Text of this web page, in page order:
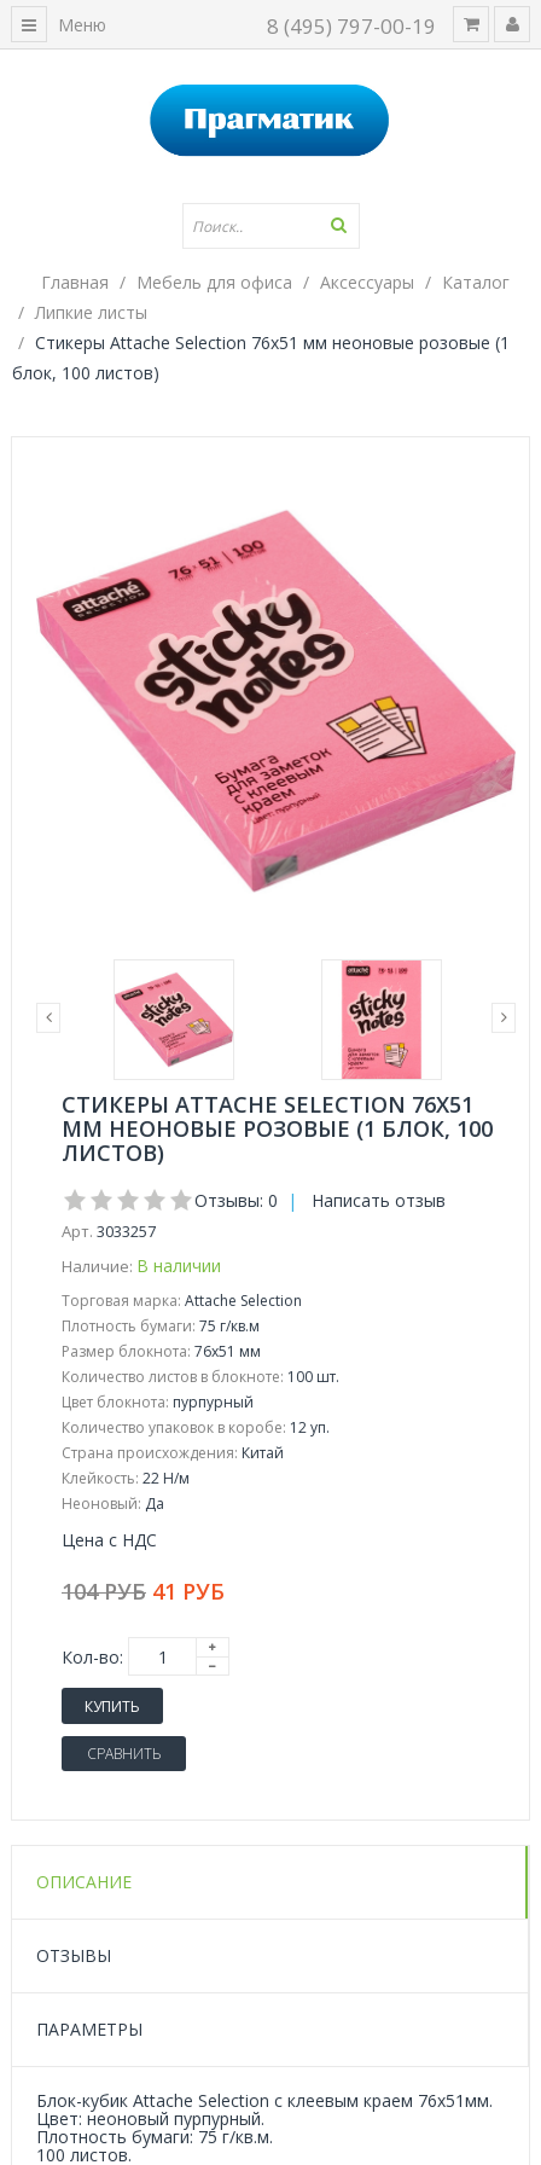
8 (495) 797-00-19
Меню
Главная Мебель для офиса Аксессуары
Каталог
Липкие листы
Стикеры Attache Selection 76x51 мм неоновые розовые (1
блок, 100 листов)
СТИКЕРЫ ATTACHE SELECTION 76X51
ММ НЕОНОВЫЕ РОЗОВЫЕ (1 БЛОК, 100
ЛИСТОВ)
Отзывы: 0 | Написать отзыв
Арт. 3033257
Наличие: В наличии
Торговая марка: Attache Selection
Плотность бумаги: 75 г/кв.м
Размер блокнота: 76x51 мм
Количество листов в блокноте: 100 шт.
Цвет блокнота: пурпурный
Количество упаковок в коробе: 12 уп.
Страна происхождения: Китай
Клейкость: 22 Н/м
Неоновый: Да
Цена с НДС
104 РУБ 41 РУБ
Кол-во:
КУПИТЬ
СРАВНИТЬ
ОПИСАНИЕ
ОТЗЫВЫ
ПАРАМЕТРЫ
Блок-кубик Attache Selection с клеевым краем 76х51мм.
Цвет: неоновый пурпурный.
Плотность бумаги: 75 г/кв.м.
100 листов.